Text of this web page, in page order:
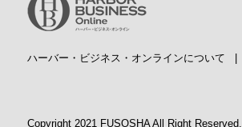
ハーバー・ビジネス・オンラインについて
Copyright 2021 FUSOSHA All Right Reserved.